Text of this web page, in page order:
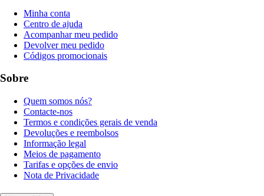
Minha conta
Centro de ajuda
Acompanhar meu pedido
Devolver meu pedido
Códigos promocionais
Sobre
Quem somos nós?
Contacte-nos
Termos e condições gerais de venda
Devoluções e reembolsos
Informação legal
Meios de pagamento
Tarifas e opções de envio
Nota de Privacidade